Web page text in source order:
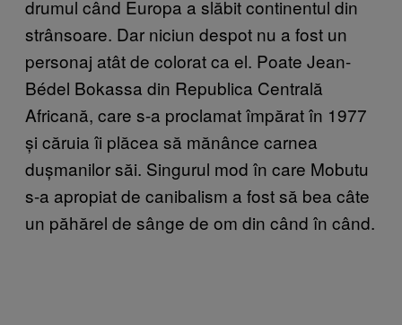
drumul când Europa a slăbit continentul din
strânsoare. Dar niciun despot nu a fost un
personaj atât de colorat ca el. Poate Jean-
Bédel Bokassa din Republica Centrală
Africană, care s-a proclamat împărat în 1977
și căruia îi plăcea să mănânce carnea
dușmanilor săi. Singurul mod în care Mobutu
s-a apropiat de canibalism a fost să bea câte
un păhărel de sânge de om din când în când.